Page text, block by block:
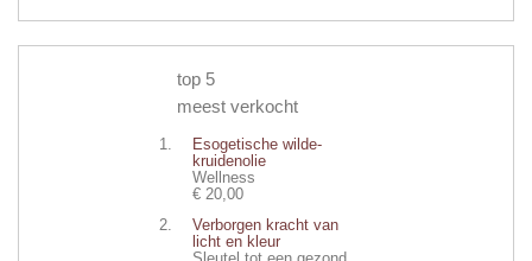
top 5
meest verkocht
Esogetische wilde-
kruidenolie
Wellness
€ 20,00
Verborgen kracht van
licht en kleur